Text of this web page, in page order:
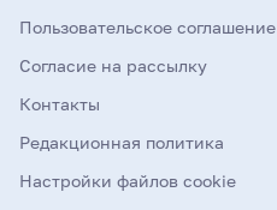
Пользовательское соглашение
Согласие на рассылку
Контакты
Редакционная политика
Настройки файлов cookie